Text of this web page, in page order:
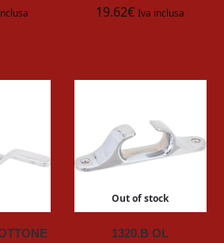
19.62€ Iva inclusa
Out of stock
1320.B OL